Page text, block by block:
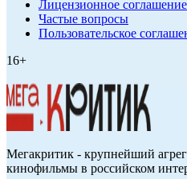
Лицензионное соглашение
Частые вопросы
Пользовательское
16+
Мегакритик - крупнейший
кинофильмы в российском